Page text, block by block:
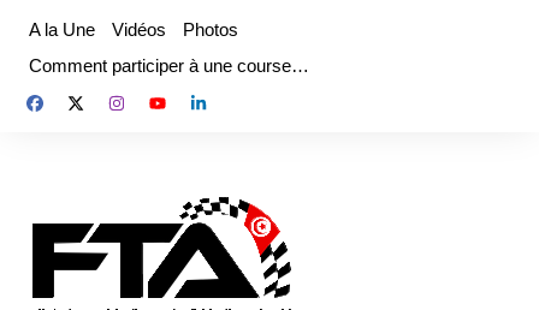
contenu
A la Une Vidéos
Photos
Comment participer à une course…